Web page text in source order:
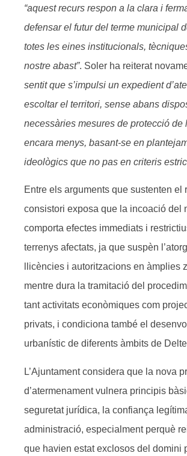
“aquest recurs respon a la clara i
defensar el futur del terme municipal
totes les eines institucionals,
nostre abast”. Soler ha reiterat
sentit que s’impulsi un expedient
escoltar el territori, sense abans
necessàries mesures de protecció de
encara menys, basant-se en
ideològics que no pas en criteris
Entre els arguments que sustenten el
consistori exposa que la incoació del
comporta efectes immediats i
terrenys afectats, ja que suspèn
llicències i autoritzacions en àmplies
mentre dura la tramitació del
tant activitats econòmiques com
privats, i condiciona també el
urbanístic de diferents àmbits de
L’Ajuntament considera que la nova
d’atermenament vulnera principis
seguretat jurídica, la confiança
administració, especialment perquè
que havien estat exclosos del domini